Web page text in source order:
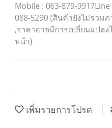
Mobile : 063-879-
088-5290 (สินค้ายังไม่รวม
,ราคาอาจมีการเปลี่ยนแปล
หน้า)
เพิ่มรายการโปรด